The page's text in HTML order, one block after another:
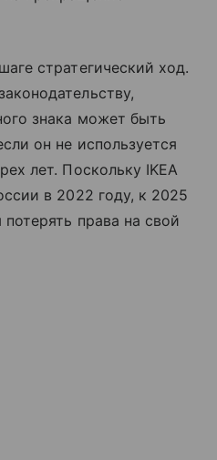
стратегический ход.
знака может быть
он не используется
лет. Поскольку IKEA
в 2022 году, к 2025
права на свой